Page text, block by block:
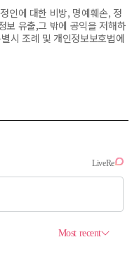
인에 대한 비방, 명예훼손, 정
보 유출,그 밖에 공익을 저해하
시 조례 및 개인정보보호법에